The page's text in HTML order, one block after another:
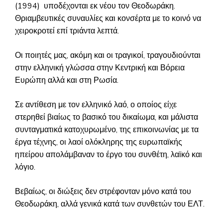
(1994) υποδέχονται εκ νέου τον Θεοδωράκη.
Θριαμβευτικές συναυλίες και κονσέρτα με το κοινό να
χειροκροτεί επί τριάντα λεπτά.
Οι ποιητές μας, ακόμη και οι τραγικοί, τραγουδιούνται
στην ελληνική γλώσσα στην Κεντρική και Βόρεια
Ευρώπη αλλά και στη Ρωσία.
Σε αντίθεση με τον ελληνικό λαό, ο οποίος είχε
στερηθεί βιαίως το βασικό του δικαίωμα, και μάλιστα
συνταγματικά κατοχυρωμένο, της επικοινωνίας με τα
έργα τέχνης, οι λαοί ολόκληρης της ευρωπαϊκής
ηπείρου απολάμβαναν το έργο του συνθέτη, λαϊκό και
λόγιο.
Βεβαίως, οι διώξεις δεν στρέφονταν μόνο κατά του
Θεοδωράκη, αλλά γενικά κατά των συνθετών του ΕΛΤ.